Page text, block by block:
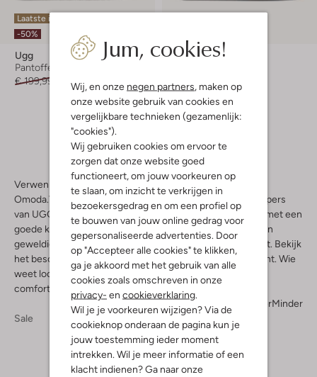
Jum, cookies!
Wij, en onze negen partners , maken op
onze website gebruik van cookies en
vergelijkbare technieken (gezamenlijk:
"cookies").
Wij gebruiken cookies om ervoor te
zorgen dat onze website goed
functioneert, om jouw voorkeuren op
te slaan, om inzicht te verkrijgen in
bezoekersgedrag en om een profiel op
te bouwen van jouw online gedrag voor
gepersonaliseerde advertenties. Door
op "Accepteer alle cookies" te klikken,
ga je akkoord met het gebruik van alle
cookies zoals omschreven in onze
privacy- en cookieverklaring
Wil je je voorkeuren wijzigen? Via de
cookieknop onderaan de pagina kun je
jouw toestemming ieder moment
intrekken. Wil je meer informatie of een
klacht indienen? Ga naar onze
Laatste item
-50%
Ugg
Pantoffels
€ 199,99
€ 99,99
Ugg
€ 139,95
+ meer kleuren
Verwen je voeten met de UGGs pantoffels heren sale bij
Omoda.Voor een nog fijnere prijs scoor je de zachte stappers
van UGG nu. Je krijgt dezelfde kwaliteit en stijl, maar dan met een
goede korting. Zo kun je rekenen op waar vakmanschap en
geweldig materiaal dat vochtafvoerend en isolerend werkt. Bekijk
het beschikbare aanbod maar eens als je nieuwsgierig bent. Wie
weet loop je binnenkort zelf al rond op een paar heerlijk
comfortabele pantoffels van UGG.
MeerMinder
Sale